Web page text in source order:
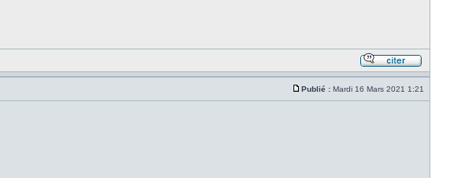
Publié : Mardi 16 Mars 2021 1:21